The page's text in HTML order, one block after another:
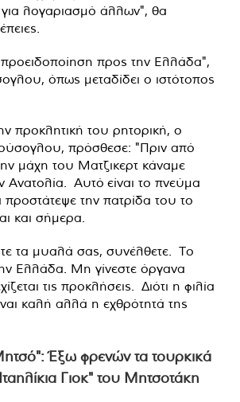
για λογαριασμό άλλων", θα
προειδοποίηση προς την Ελλάδα",
όπως μεταδίδει ο ιστότοπος
προκλητική του ρητορική, ο
πρόσθεσε: "Πριν από
μάχη του Ματζικερτ κάναμε
Ανατολία. Αυτό είναι το πνεύμα
την πατρίδα του το
και σήμερα.
τα μυαλά σας, συνέλθετε. Το
Ελλάδα. Μη γίνεστε όργανα
τις προκλήσεις. Διότι η φιλία
καλή αλλά η εχθρότητά της
Έξω φρενών τα τουρκικά
Γιοκ" του Μητσοτάκη